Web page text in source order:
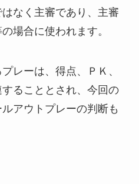
なく主審であり、 主審
場合に使われます。
レーは、 得点、ＰＫ、
ることとされ、 今回の
アウトプレーの判断も